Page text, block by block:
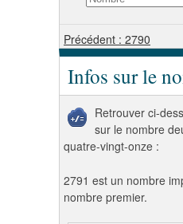
Précédent : 2790
Infos sur le
Retrouver ci-
sur le nombre
quatre-vingt-onze :
2791 est un nombre
nombre premier.